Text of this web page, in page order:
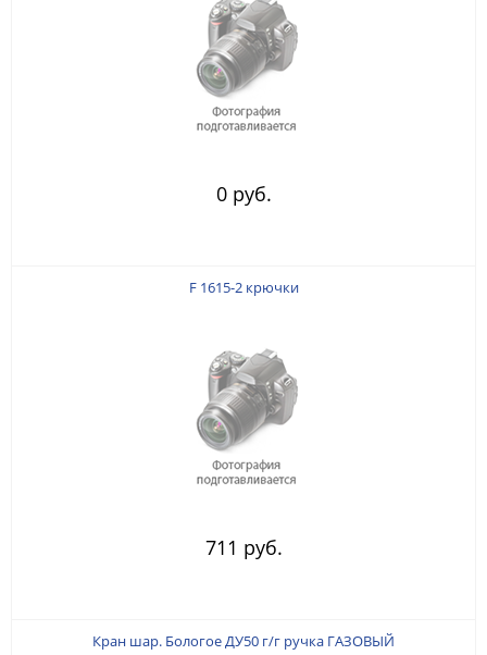
0 руб.
F 1615-2 крючки
711 руб.
Кран шар. Бологое ДУ50 г/г ручка ГАЗОВЫЙ